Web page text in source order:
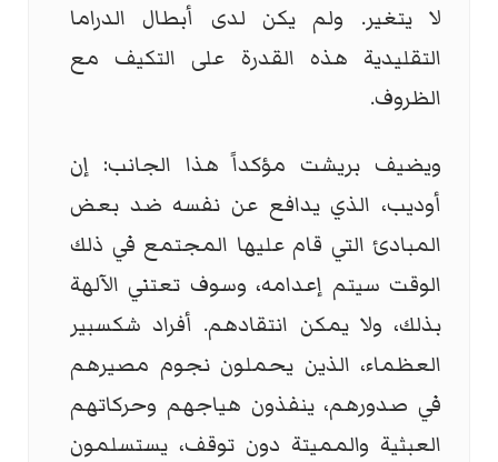
لا يتغير. ولم يكن لدى أبطال الدراما
التقليدية هذه القدرة على التكيف مع
الظروف.
ويضيف بريشت مؤكداً هذا الجانب: إن
أوديب، الذي يدافع عن نفسه ضد بعض
المبادئ التي قام عليها المجتمع في ذلك
الوقت سيتم إعدامه، وسوف تعتني الآلهة
بذلك، ولا يمكن انتقادهم. أفراد شكسبير
العظماء، الذين يحملون نجوم مصيرهم
في صدورهم، ينفذون هياجهم وحركاتهم
العبثية والمميتة دون توقف، يستسلمون